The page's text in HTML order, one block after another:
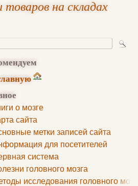
на складах
о мозге
сайта
метки записей сайта
для посетителей
система
головного мозга
исследования головного мозга